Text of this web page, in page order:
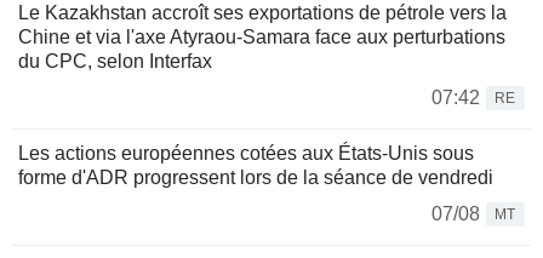
Le Kazakhstan accroît ses exportations de pétrole vers la
Chine et via l'axe Atyraou-Samara face aux perturbations
du CPC, selon Interfax
07:42
RE
Les actions européennes cotées aux États-Unis sous
forme d'ADR progressent lors de la séance de vendredi
07/08
MT